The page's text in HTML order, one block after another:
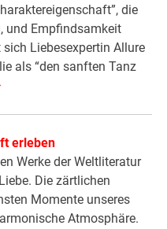
die
und Empfindsamkeit
Liebesexpertin Allure
als “den sanften Tanz
erleben
Werke der Weltliteratur
Die zärtlichen
Momente unseres
Atmosphäre.